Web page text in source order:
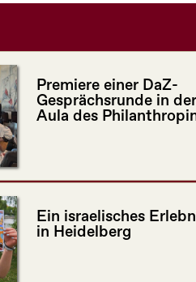
Premiere einer DaZ-
Gesprächsrunde in der
Aula des
Ein israelisches
in Heidelberg